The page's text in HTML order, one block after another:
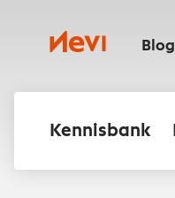
inhoudNevi Blog
Kennisbank